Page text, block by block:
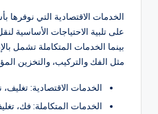
على تلبية الاحتياجات الأساسية
بينما الخدمات المتكاملة تشمل
مثل الفك والتركيب، والتخزين
الخدمات الاقتصادية: تغليف،
الخدمات المتكاملة: فك،